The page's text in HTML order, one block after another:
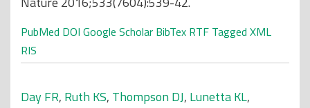
PubMed DOI Google Scholar BibTex RTF Tagged XML
RIS
Day FR, Ruth KS, Thompson DJ, Lunetta KL,